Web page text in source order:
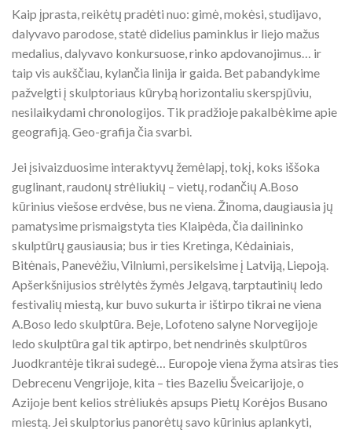
Kaip įprasta, reikėtų pradėti nuo: gimė, mokėsi, studijavo,
dalyvavo parodose, statė didelius paminklus ir liejo mažus
medalius, dalyvavo konkursuose, rinko apdovanojimus… ir
taip vis aukščiau, kylančia linija ir gaida. Bet pabandykime
pažvelgti į skulptoriaus kūrybą horizontaliu skerspjūviu,
nesilaikydami chronologijos. Tik pradžioje pakalbėkime apie
geografiją. Geo-grafija čia svarbi.
Jei įsivaizduosime interaktyvų žemėlapį, tokį, koks iššoka
guglinant, raudonų strėliukių – vietų, rodančių A.Boso
kūrinius viešose erdvėse, bus ne viena. Žinoma, daugiausia jų
pamatysime prismaigstyta ties Klaipėda, čia dailininko
skulptūrų gausiausia; bus ir ties Kretinga, Kėdainiais,
Bitėnais, Panevėžiu, Vilniumi, persikelsime į Latviją, Liepoją.
Apšerkšnijusios strėlytės žymės Jelgavą, tarptautinių ledo
festivalių miestą, kur buvo sukurta ir ištirpo tikrai ne viena
A.Boso ledo skulptūra. Beje, Lofoteno salyne Norvegijoje
ledo skulptūra gal tik aptirpo, bet nendrinės skulptūros
Juodkrantėje tikrai sudegė… Europoje viena žyma atsiras ties
Debrecenu Vengrijoje, kita – ties Bazeliu Šveicarijoje, o
Azijoje bent kelios strėliukės apsups Pietų Korėjos Busano
miestą. Jei skulptorius panorėtų savo kūrinius aplankyti,